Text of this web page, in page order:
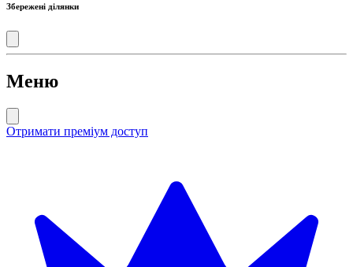
Збережені ділянки
Меню
Отримати преміум доступ